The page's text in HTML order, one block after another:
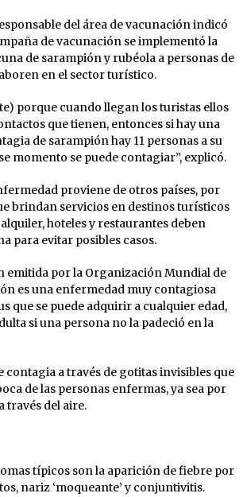
del área de vacunación indicó
de vacunación se implementó la
de sarampión y rubéola a personas de
en el sector turístico.
porque cuando llegan los turistas ellos
que tienen, entonces si hay una
de sarampión hay 11 personas a su
momento se puede contagiar”, explicó.
proviene de otros países, por
brindan servicios en destinos turísticos
hoteles y restaurantes deben
para evitar posibles casos.
emitida por la Organización Mundial de
es una enfermedad muy contagiosa
que se puede adquirir a cualquier edad,
si una persona no la padeció en la
contagia a través de gotitas invisibles que
de las personas enfermas, ya sea por
través del aire.
típicos son la aparición de fiebre por
nariz ‘moqueante’ y conjuntivitis.